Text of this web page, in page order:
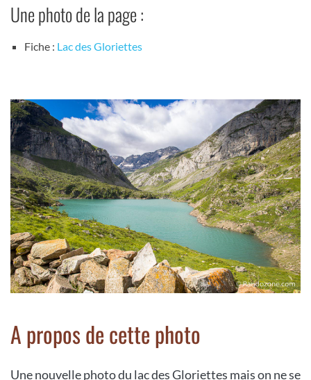
Une photo de la page :
Fiche : Lac des Gloriettes
A propos de cette photo
Une nouvelle photo du lac des Gloriettes mais on ne se